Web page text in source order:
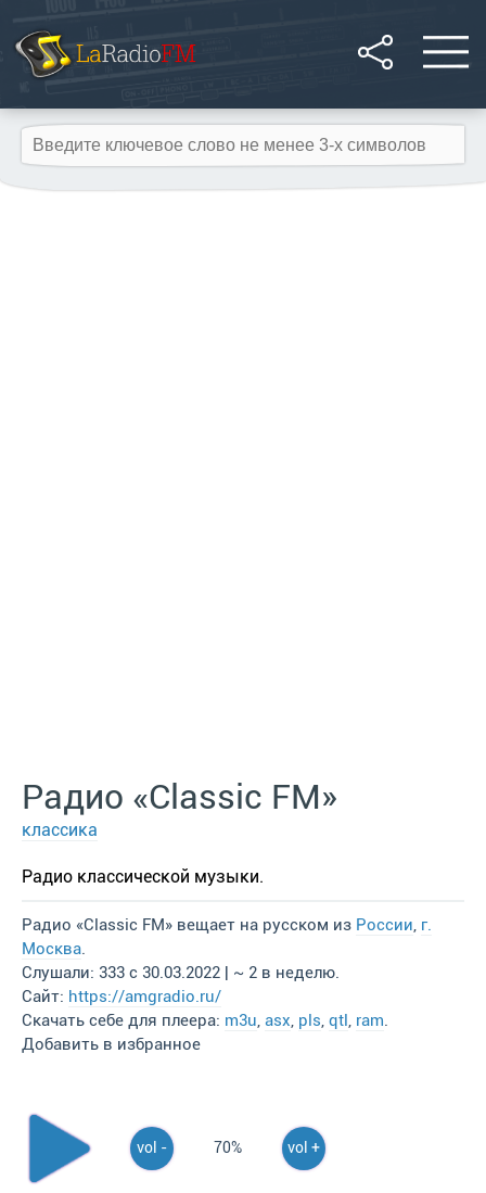
Радио «Classic FM»
классика
Радио классической музыки.
Радио «Classic FM» вещает на русском из России, г.
Москва.
Слушали: 333 с 30.03.2022 | ~ 2 в неделю.
Сайт: https://amgradio.ru/
Скачать себе для плеера: m3u, asx, pls, qtl, ram.
Добавить в избранное
vol - 70% vol +